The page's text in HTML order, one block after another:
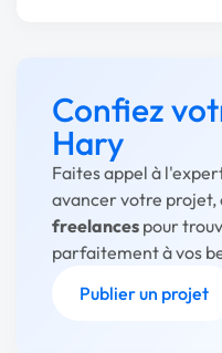
Confiez
Hary
Faites appel à
avancer votre projet,
freelances pour
parfaitement à vos
Publier un projet